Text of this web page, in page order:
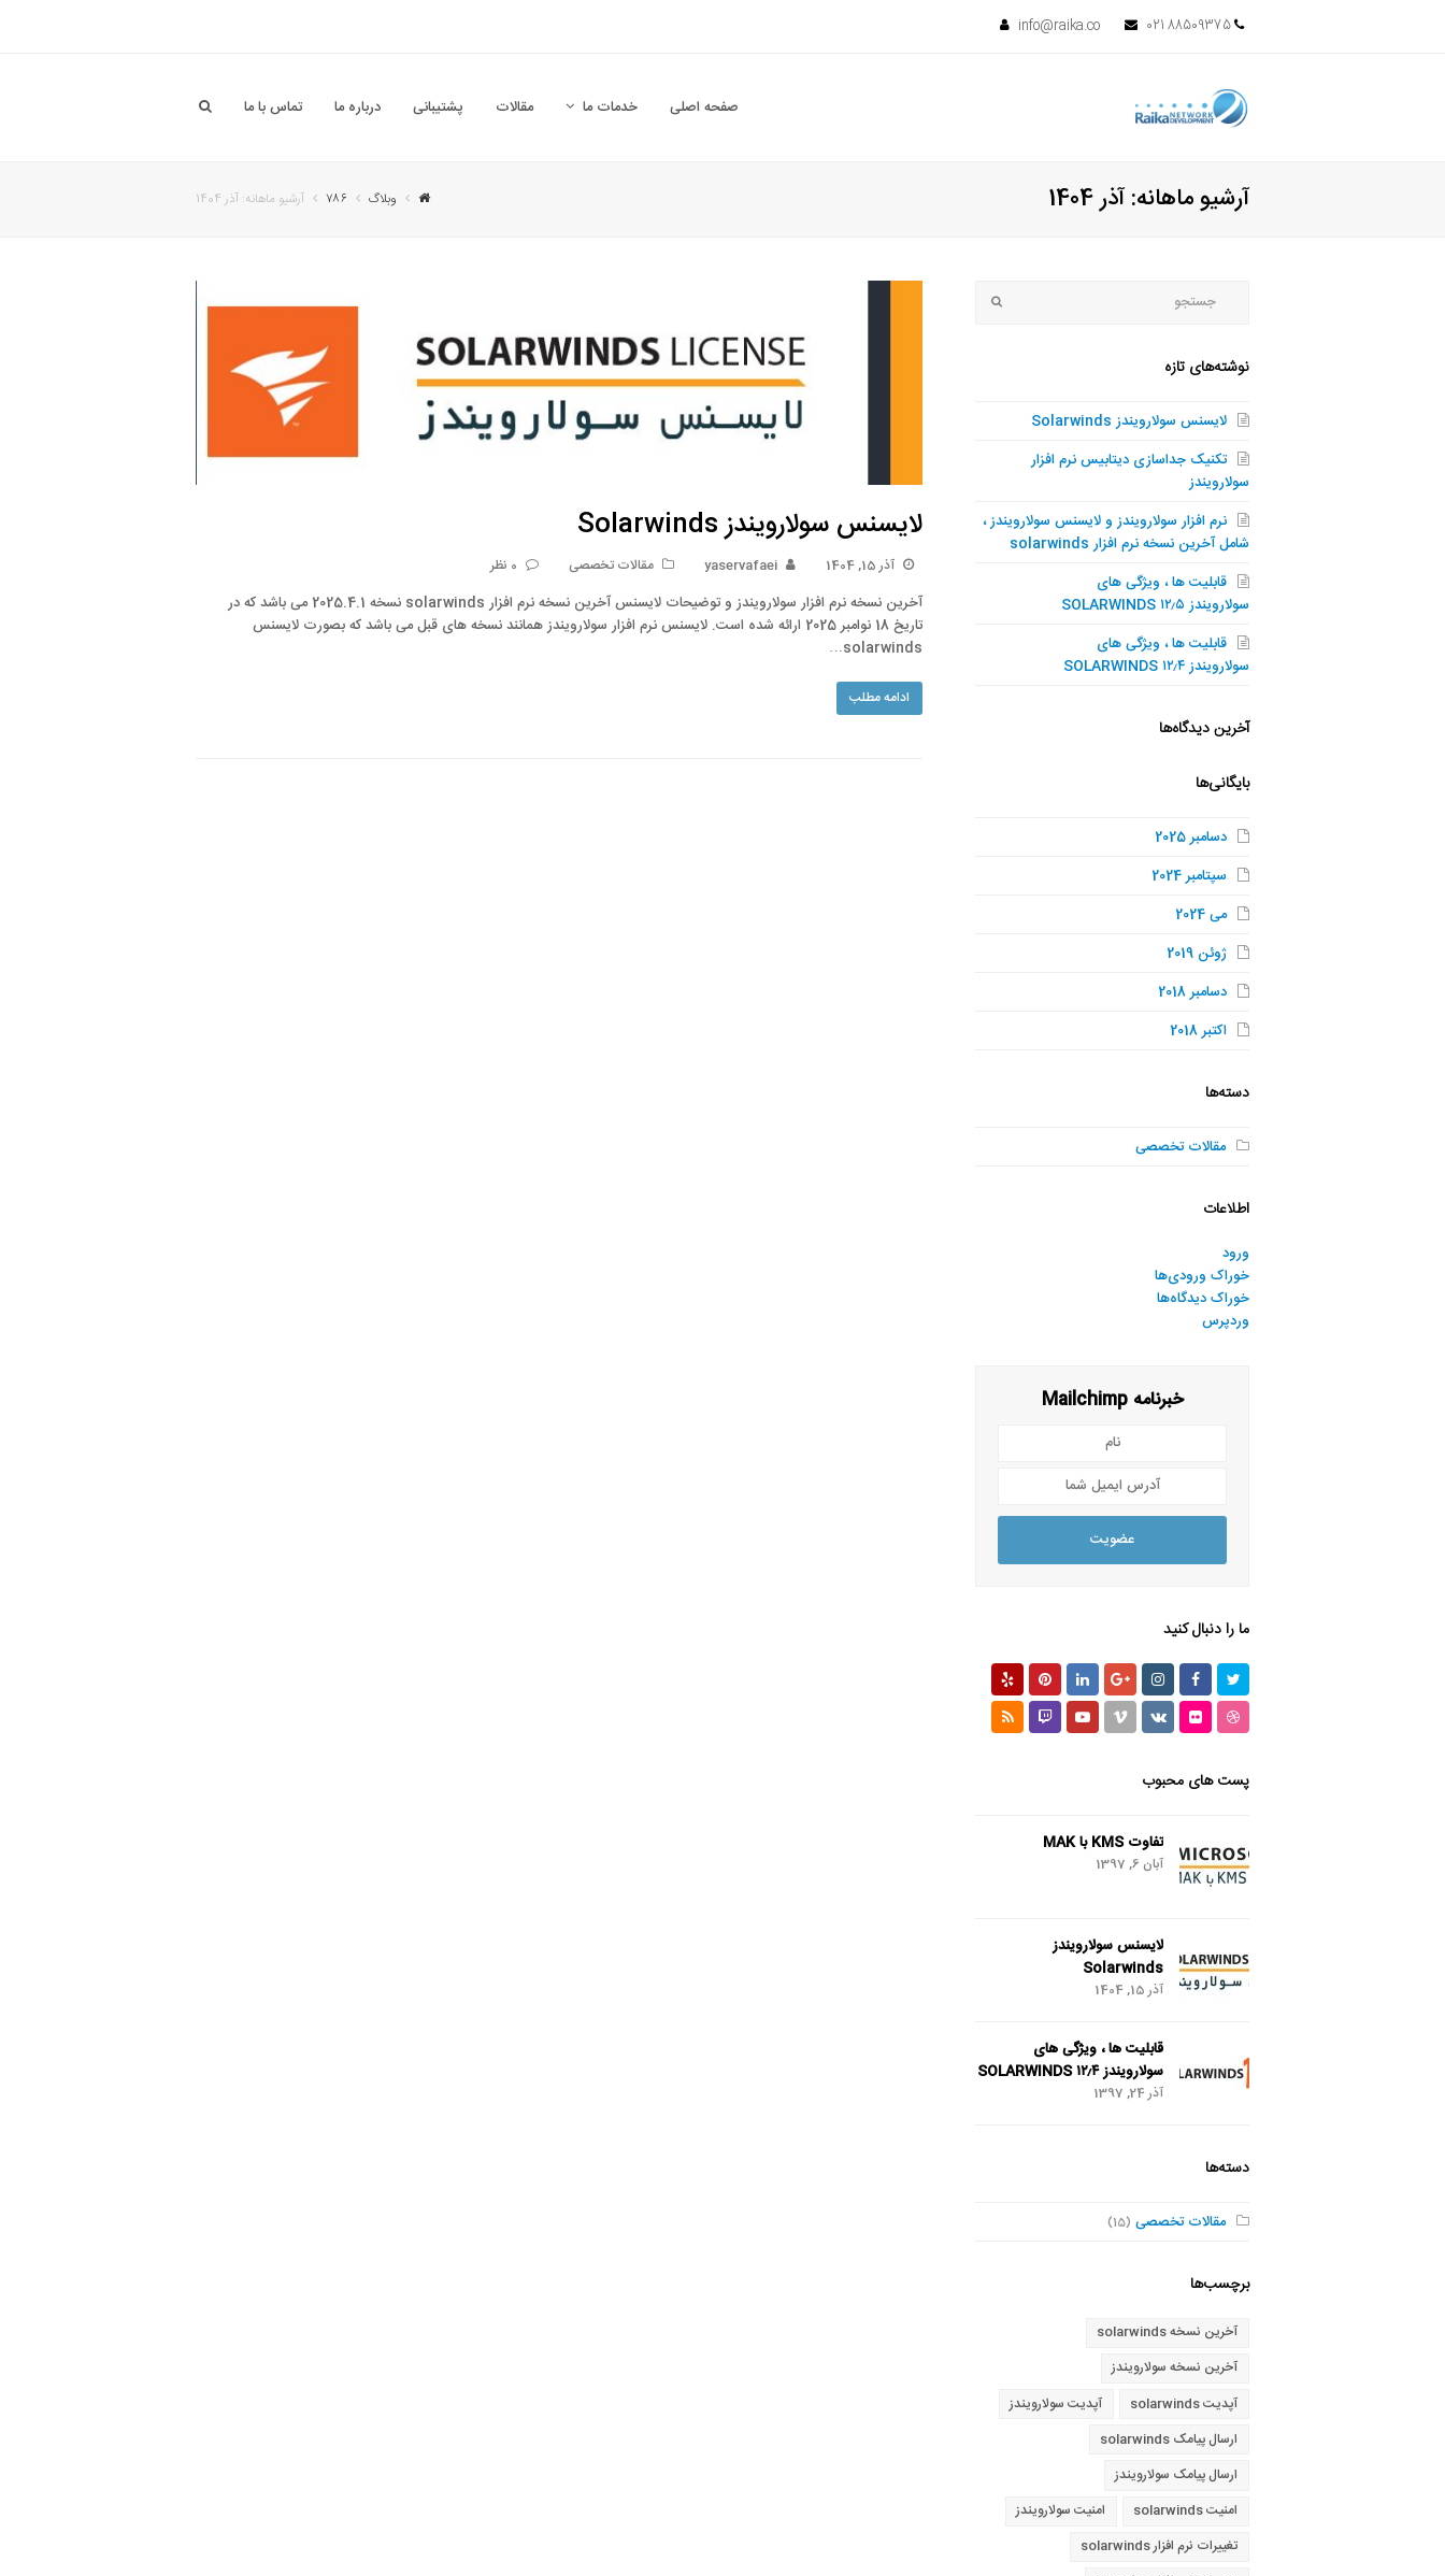
صفحه اصلی خدمات ما مقالات پشتیبانی درباره ما تماس با ما
آرشیو ماهانه: آذر 1404 وبلاگ ۷۸۶ آرشیو ماهانه: آذر 1404
لایسنس سولارویندز Solarwinds
آذر 15, 1404 yaservafaei مقالات تخصصی 0 نظر
آخرین نسخه نرم افزار سولارویندز و توضیحات لایسنس آخرین نسخه نرم افزار solarwinds نسخه 2025.4.1 می باشد که در
تاریخ 18 نوامبر 2025 ارائه شده است. لایسنس نرم افزار سولارویندز همانند نسخه های قبل می باشد که بصورت لایسنس
solarwinds…
ادامه مطلب
Submit
نوشته‌های تازه
لایسنس سولارویندز Solarwinds
تکنیک جداسازی دیتابیس نرم افزار
سولارویندز
نرم افزار سولارویندز و لایسنس سولارویندز ،
شامل آخرین نسخه نرم افزار solarwinds
قابلیت ها ، ویژگی های
سولارویندز SOLARWINDS ۱۲٫۵
قابلیت ها ، ویژگی های
سولارویندز SOLARWINDS ۱۲٫۴
آخرین دیدگاه‌ها
بایگانی‌ها
دسامبر 2025
سپتامبر 2024
می 2024
ژوئن 2019
دسامبر 2018
اکتبر 2018
دسته‌ها
مقالات تخصصی
اطلاعات
ورود
خوراک ورودی‌ها
خوراک دیدگاه‌ها
وردپرس
خبرنامه Mailchimp
شما
عضویت
ما را دنبال کنید
Twitter
Facebook
Instagram
GooglePlus
LinkedIn
Pinterest
Yelp
Dribbble
Flickr
VK
Vimeo
Youtube
Twitch
RSS
پست های محبوب
تفاوت KMS با MAK
آبان 6, 1397
لایسنس سولارویندز
Solarwinds
آذر 15, 1404
قابلیت ها ، ویژگی های
سولارویندز SOLARWINDS ۱۲٫۴
آذر 24, 1397
دسته‌ها
مقالات تخصصی (15)
برچسب‌ها
آخرین نسخه solarwinds
آخرین نسخه سولارویندز
آپدیت solarwinds
آپدیت سولارویندز
ارسال پیامک solarwinds
ارسال پیامک سولارویندز
امنیت solarwinds
امنیت سولارویندز
تغییرات نرم افزار solarwinds